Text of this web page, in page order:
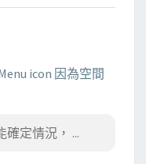
icon 因為空間
定情況， ...